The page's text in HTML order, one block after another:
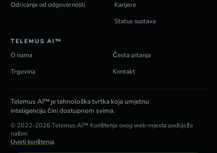
Telemus AI™ je tehnološka tvrtka koja umjetnu
inteligenciju čini dostupnom svima.
© 2022-2026 Telemus AI™ Korištenje ovog web-mjesta podliježe
našim
Uvjeti korištenja.
Odricanje od odgovornosti
Karijere
Status sustava
TELEMUS AI™
O nama
Česta pitanja
Trgovina
Kontakt